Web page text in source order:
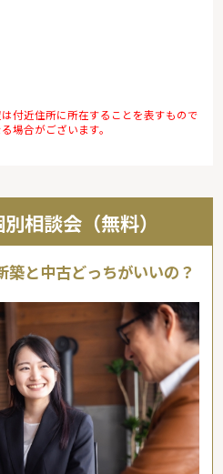
付近住所に所在することを表すもので
場合がございます。
相談会（無料）
と中古どっちがいいの？